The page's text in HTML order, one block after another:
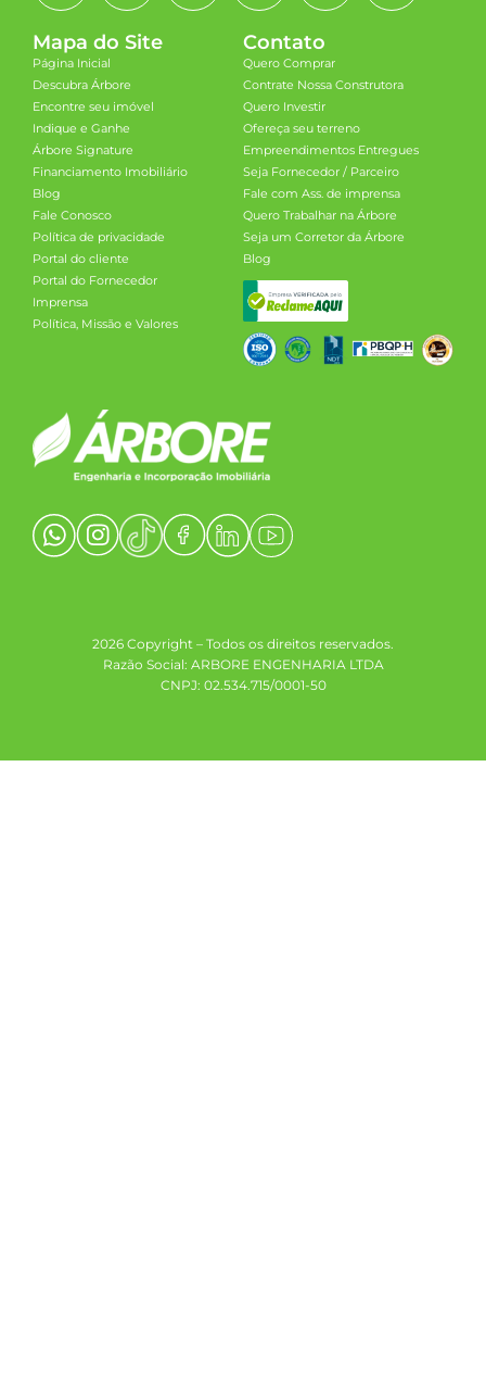
Mapa do Site
Página Inicial
Descubra Árbore
Encontre seu imóvel
Indique e Ganhe
Árbore Signature
Financiamento Imobiliário
Blog
Fale Conosco
Política de privacidade
Portal do cliente
Portal do Fornecedor
Imprensa
Política, Missão e Valores
Contato
Quero Comprar
Contrate Nossa Construtora
Quero Investir
Ofereça seu terreno
Empreendimentos Entregues
Seja Fornecedor / Parceiro
Fale com Ass. de imprensa
Quero Trabalhar na Árbore
Seja um Corretor da Árbore
Blog
2026 Copyright – Todos os direitos reservados.
Razão Social: ARBORE ENGENHARIA LTDA
CNPJ: 02.534.715/0001-50